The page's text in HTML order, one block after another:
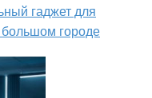
гаджет для
большом городе